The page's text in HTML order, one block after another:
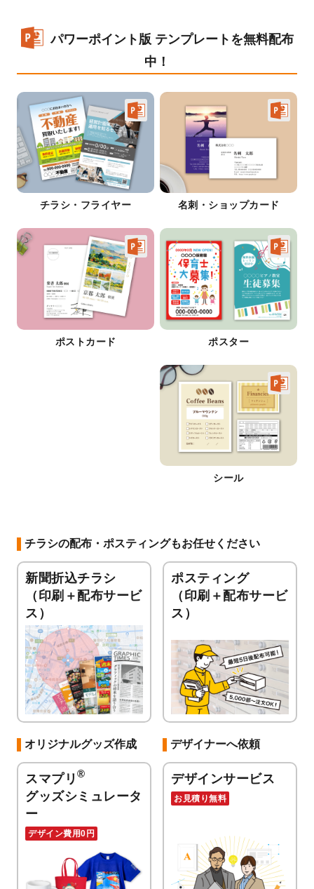
パワーポイント版 テンプレートを無料配布
中！
チラシ・フライヤー 名刺・ショップカード
ポストカード ポスター
シール
チラシの配布・ポスティングもお任せください
新聞折込チラシ
（印刷＋配布サービ
ス）
ポスティング
（印刷＋配布サービ
ス）
オリジナルグッズ作成
スマプリ ®
グッズシミュレータ
ー
デザイン費用0円
デザイナーへ依頼
デザインサービス
お見積り無料